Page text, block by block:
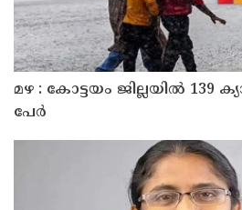
മഴ : കോട്ടയം ജില്ലയിൽ 139
പേര്‍